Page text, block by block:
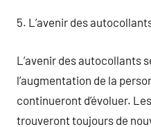
5. L’avenir des
L’avenir des autocollants
l’augmentation de la
continueront d’évoluer.
trouveront toujours de